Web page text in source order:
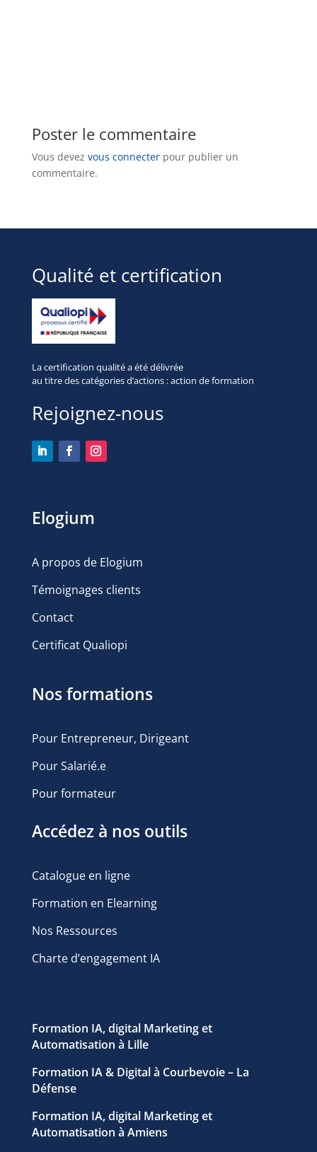
Poster le commentaire
Vous devez vous connecterpour publier un
commentaire.
Qualité et certification
La certification qualité a été délivrée
au titre descatégories d’actions : action de formation
Rejoignez-nous
Elogium
A propos de Elogium
Témoignages clients
Contact
Certificat Qualiopi
Nos formations
Pour Entrepreneur, Dirigeant
Pour Salarié.e
Pour formateur
Accédez à nos outils
Catalogue en ligne
Formation en Elearning
Nos Ressources
Charte d’engagement IA
Formation IA, digital Marketing et
Automatisation à Lille
Formation IA & Digital à Courbevoie – La
Défense
Formation IA, digital Marketing et
Automatisation à Amiens